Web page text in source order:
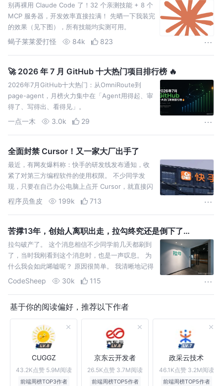
别再裸用 Claude Code 了！32 个亲测技能 + 8 个
MCP 服务器，开发效率直接拉满！ 先晒一下我装完
的效果（见下图），所有技能均实测可用。
蝎子莱莱爱打怪 84k 823
🚀 2026 年 7 月 GitHub 十大热门项目排行榜 🔥
2026年7月GitHub十大热门：从OmniRoute到
page-agent，月榜火力集中在「Agent用得起、审
得了、写得出、看得见」。
一点一木 3.0k 29
全面封禁 Cursor！又一家大厂出手了
最近，有网友爆料称：快手的研发线发布通知，收
紧了对第三方编程软件的使用权限。 不少同学发
现，只要在自己办公电脑上点开 Cursor，就直接闪
退，压根儿用不了。
程序员鱼皮 199k 713
苦撑13年，创始人离职出走，拉勾终究还是倒下了…
拉勾破产了。 这个消息相信不少同学前几天都刷到
了，当时我刚看到这个消息时，也是一声叹息。 为
什么我会如此唏嘘呢？ 原因很简单。 我清晰地记得
我本科毕业前后那会，拉勾开始火起来的，作为拉
CodeSheep 30k 115
基于你的阅读偏好，推荐以下作者
CUGGZ
43.2K点赞 5.9M阅读
前端周榜TOP3作者
京东云开发者
26.5K点赞 3.7M阅读
前端周榜TOP5作者
政采云技术
46.1K点赞 3.2M阅读
前端周榜TOP5作者